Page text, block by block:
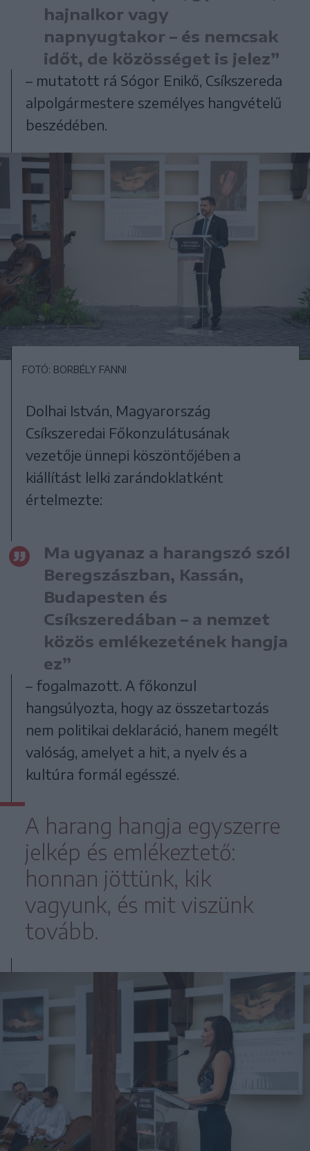
hajnalkor vagy
napnyugtakor – és nemcsak
időt, de közösséget is jelez”
– mutatott rá Sógor Enikő, Csíkszereda
alpolgármestere személyes hangvételű
beszédében.
FOTÓ: BORBÉLY FANNI
Dolhai István, Magyarország
Csíkszeredai Főkonzulátusának
vezetője ünnepi köszöntőjében a
kiállítást lelki zarándoklatként
értelmezte:
Ma ugyanaz a harangszó szól
Beregszászban, Kassán,
Budapesten és
Csíkszeredában – a nemzet
közös emlékezetének hangja
ez”
– fogalmazott. A főkonzul
hangsúlyozta, hogy az összetartozás
nem politikai deklaráció, hanem megélt
valóság, amelyet a hit, a nyelv és a
kultúra formál egésszé.
A harang hangja egyszerre
jelkép és emlékeztető:
honnan jöttünk, kik
vagyunk, és mit viszünk
tovább.